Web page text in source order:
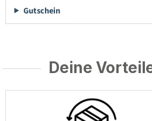
Gutschein
Deine